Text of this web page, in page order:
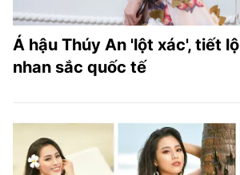
LIÊN HỆ QUẢNG CÁO
Hotline: 0981.119.189
MẠNG XÃ HỘI
Á hậu Thúy An 'lột xác', tiết
nhan sắc quốc tế